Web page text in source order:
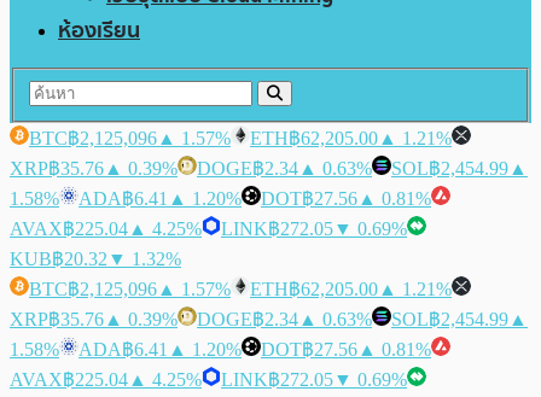
ห้องเรียน
BTC฿2,125,096 ▲ 1.57% ETH฿62,205.00 ▲ 1.21%
XRP฿35.76 ▲ 0.39% DOGE฿2.34 ▲ 0.63% SOL฿2,454.99 ▲
1.58%
ADA฿6.41 ▲ 1.20% DOT฿27.56 ▲ 0.81%
AVAX฿225.04 ▲ 4.25% LINK฿272.05▼ 0.69%
KUB฿20.32 ▼ 1.32%
BTC฿2,125,096 ▲ 1.57% ETH฿62,205.00 ▲ 1.21%
XRP฿35.76 ▲ 0.39% DOGE฿2.34 ▲ 0.63% SOL฿2,454.99 ▲
1.58%
ADA฿6.41 ▲ 1.20% DOT฿27.56 ▲ 0.81%
AVAX฿225.04 ▲ 4.25% LINK฿272.05▼ 0.69%